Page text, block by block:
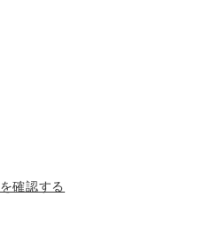
確認する